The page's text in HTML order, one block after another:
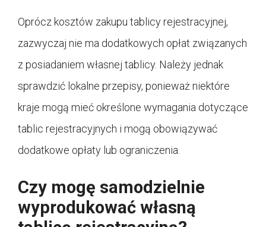
Oprócz kosztów zakupu tablicy rejestracyjnej,
zazwyczaj nie ma dodatkowych opłat związanych
z posiadaniem własnej tablicy. Należy jednak
sprawdzić lokalne przepisy, ponieważ niektóre
kraje mogą mieć określone wymagania dotyczące
tablic rejestracyjnych i mogą obowiązywać
dodatkowe opłaty lub ograniczenia.
Czy mogę samodzielnie
wyprodukować własną